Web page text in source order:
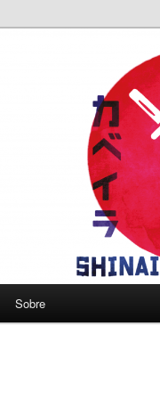
Sobre